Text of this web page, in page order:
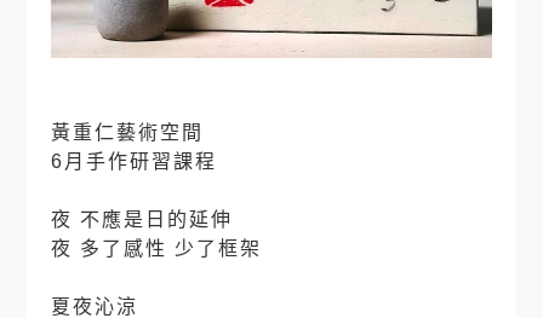
黃重仁藝術空間
6月手作研習課程
夜 不應是日的延伸
夜 多了感性 少了框架
夏夜沁涼